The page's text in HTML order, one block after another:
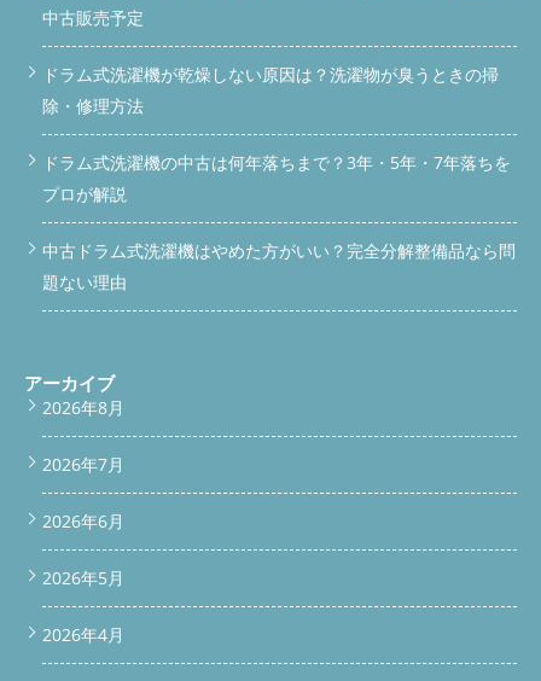
中古販売予定
ドラム式洗濯機が乾燥しない原因は？洗濯物が臭うときの掃
除・修理方法
ドラム式洗濯機の中古は何年落ちまで？3年・5年・7年落ちを
プロが解説
中古ドラム式洗濯機はやめた方がいい？完全分解整備品なら問
題ない理由
アーカイブ
2026年8月
2026年7月
2026年6月
2026年5月
2026年4月